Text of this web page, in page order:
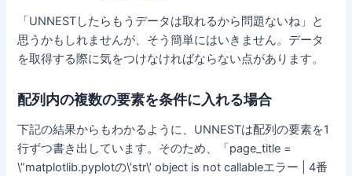
「UNNESTしたらもうデータは取れるから問題ないね」と
思うかもしれませんが、そう簡単にはいきません。データ
を取得する際に気をつけなければならない点があります。
配列内の複数の要素を条件に入れる場合
下記の結果からもわかるように、UNNESTは配列の要素を1
行ずつ書き出しています。そのため、「page_title =
\”matplotlib.pyplotの\’str\’ object is not callableエラー | 4番